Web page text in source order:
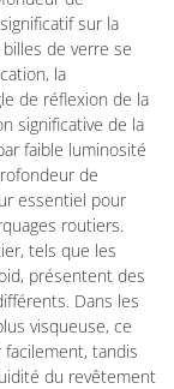
sur la
de verre se
la
de réflexion de la
significative de la
faible luminosité
de
essentiel pour
routiers.
tels que les
présentent des
Dans les
visqueuse, ce
tandis
du revêtement